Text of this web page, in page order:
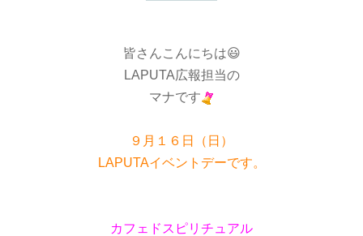
皆さんこんにちは😃
LAPUTA広報担当の
マナです
９月１６日（日）
LAPUTAイベントデーです。
カフェドスピリチュアル